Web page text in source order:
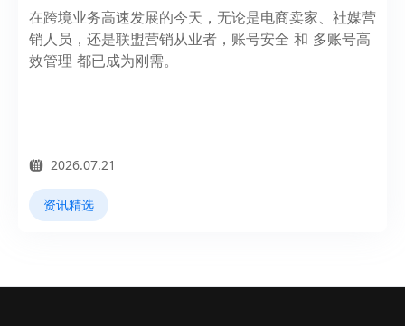
在跨境业务高速发展的今天，无论是电商卖家、社媒营
销人员，还是联盟营销从业者，账号安全 和 多账号高
效管理 都已成为刚需。
2026.07.21
资讯精选